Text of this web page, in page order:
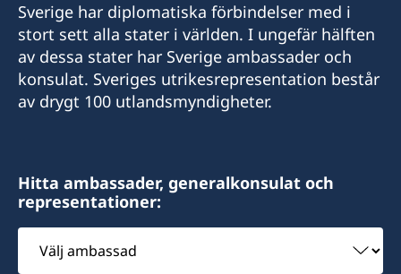
Sverige har diplomatiska förbindelser med i
stort sett alla stater i världen. I ungefär hälften
av dessa stater har Sverige ambassader och
konsulat. Sveriges utrikesrepresentation består
av drygt 100 utlandsmyndigheter.
Hitta ambassader, generalkonsulat och
representationer:
Välj
ambassad